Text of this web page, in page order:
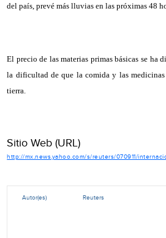
del país, prevé más lluvias en las próximas 48
El precio de las materias primas básicas se ha
la dificultad de que la comida y las
tierra.
Sitio Web (URL)
http://mx.news.yahoo.com/s/reuters/070911/
Autor(es) Reuters